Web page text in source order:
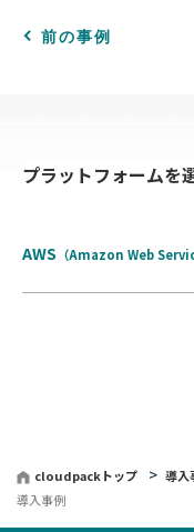
前の事例
プラットフォームを
AWS （Amazon Web
cloudpackトップ 導入
導入事例